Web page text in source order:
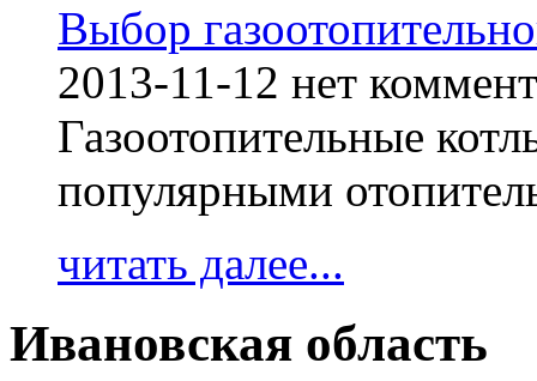
Выбор
2013-11-12 нет
Газоотопительные
популярными
читать далее...
Ивановская область